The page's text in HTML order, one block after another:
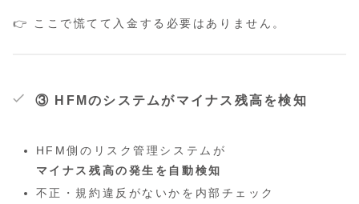
👉 ここで慌てて入金する必要はありません。
③ HFMのシステムがマイナス残高を検知
HFM側のリスク管理システムが
マイナス残高の発生を自動検知
不正・規約違反がないかを内部チェック